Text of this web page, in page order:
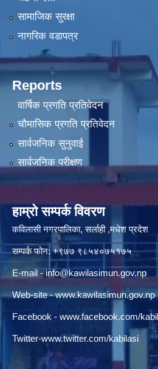
सामाजिक सुरक्षा
नागरिक वडापत्र
Reports
वार्षिक प्रगति प्रतिवेदन
चौमासिक प्रगति प्रतिवेदन
सार्वजनिक सुनुवाई
सार्वजनिक परीक्षण
हाम्रो सम्पर्क विवरण
कविलासी नगरपालिका, सर्लाही ,मधेश प्रदेश
सम्पर्क फोन: +९७७ ९८५४०७५१७५
E-mail -info@kawilasimun.gov.np
Web-site -www.kawilasimun.gov.np
Facebook - www.facebook.com/
Twitter-www.twitter.com/kabilasi